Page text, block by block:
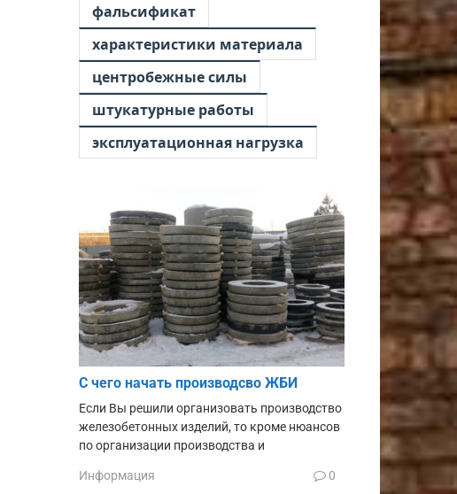
фальсификат
характеристики материала
центробежные силы
штукатурные работы
эксплуатационная нагрузка
С чего начать производсво ЖБИ
Если Вы решили организовать производство
железобетонных изделий, то кроме нюансов
по организации производства и
Информация 0